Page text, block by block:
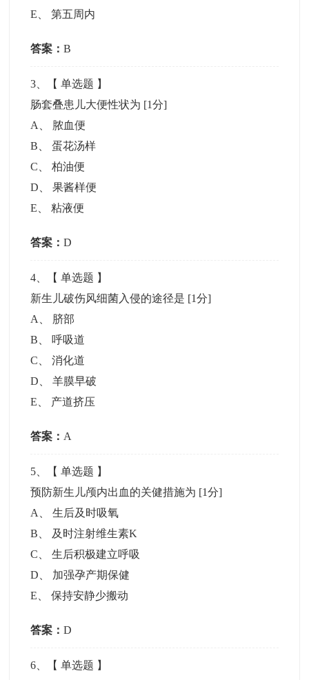
E 、第五周内
答案：B
3 、【单选题 】
肠套叠患儿大便性状为 [1分]
A
脓血便
B 、蛋花汤样
C 、柏油便
D 、果酱样便
E 、粘液便
答案：D
4 、【单选题 】
新生儿破伤风细菌入侵的途径是 [1分]
A
脐部
B
呼吸道
C 、消化道
D 、羊膜早破
E
产道挤压
答案： A
5 、【单选题 】
预防新生儿颅内出血的关健措施为 [1分]
A
、生后及时吸氧
B
及时注射维生素K
C 、生后积极建立呼吸
D
加强孕产期保健
E 、保持安静少搬动
答案：D
6 、【单选题 】